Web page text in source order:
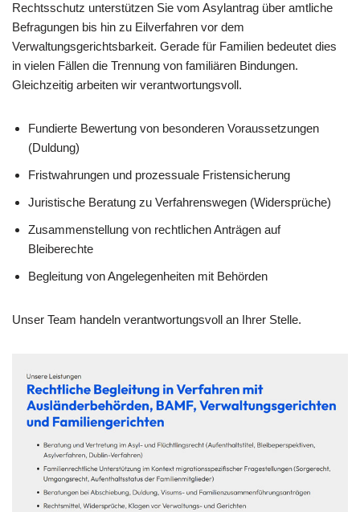
Rechtsschutz unterstützen Sie vom Asylantrag über amtliche
Befragungen bis hin zu Eilverfahren vor dem
Verwaltungsgerichtsbarkeit. Gerade für Familien bedeutet dies
in vielen Fällen die Trennung von familiären Bindungen.
Gleichzeitig arbeiten wir verantwortungsvoll.
Fundierte Bewertung von besonderen Voraussetzungen
(Duldung)
Fristwahrungen und prozessuale Fristensicherung
Juristische Beratung zu Verfahrenswegen (Widersprüche)
Zusammenstellung von rechtlichen Anträgen auf
Bleiberechte
Begleitung von Angelegenheiten mit Behörden
Unser Team handeln verantwortungsvoll an Ihrer Stelle.